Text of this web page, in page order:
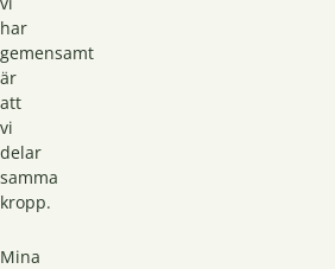
har
gemensamt
är
att
vi
delar
samma
kropp.
Mina